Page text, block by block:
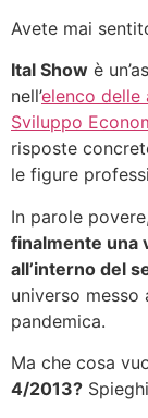
Avete mai
Ital Show è
nell’elenco delle
Sviluppo
risposte
le figure
In parole povere,
finalmente una
all’interno del
universo messo
pandemica.
Ma che cosa
4/2013?